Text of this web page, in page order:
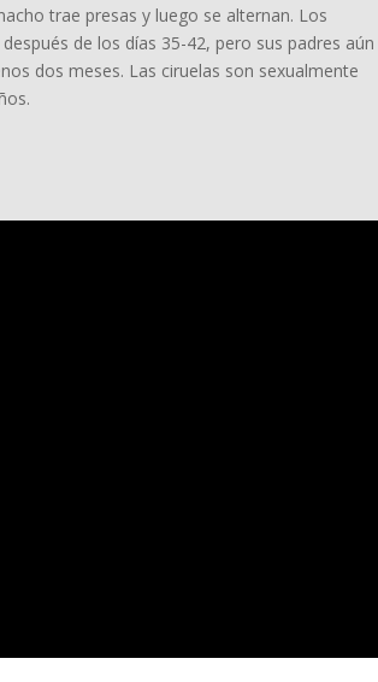
trae presas y luego se alternan. Los
de los días 35-42, pero sus padres aún
dos meses. Las ciruelas son sexualmente